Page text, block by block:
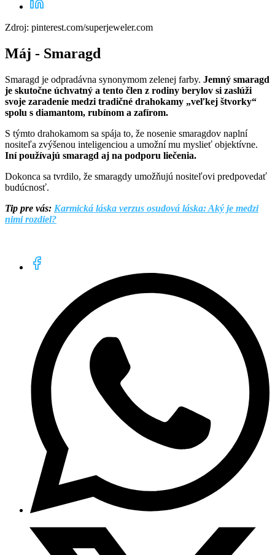
Zdroj: pinterest.com/superjeweler.com
Máj - Smaragd
Smaragd je odpradávna synonymom zelenej farby. Jemný smaragd
je skutočne úchvatný a tento člen z rodiny berylov si zaslúži
svoje zaradenie medzi tradičné drahokamy „veľkej štvorky“
spolu s diamantom, rubínom a zafírom.
S týmto drahokamom sa spája to, že nosenie smaragdov naplní
nositeľa zvýšenou inteligenciou a umožní mu myslieť objektívne.
Iní používajú smaragd aj na podporu liečenia.
Dokonca sa tvrdilo, že smaragdy umožňujú nositeľovi predpovedať
budúcnosť.
Tip pre vás: Karmická láska verzus osudová láska: Aký je medzi
nimi rozdiel?